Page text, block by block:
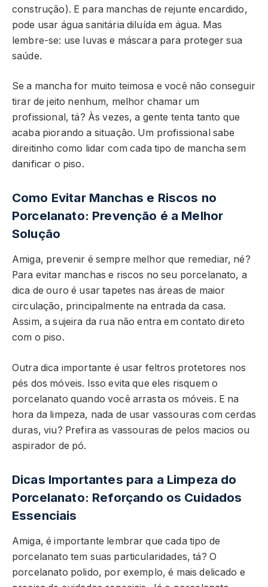
construção). E para manchas de rejunte encardido,
pode usar água sanitária diluída em água. Mas
lembre-se: use luvas e máscara para proteger sua
saúde.
Se a mancha for muito teimosa e você não conseguir
tirar de jeito nenhum, melhor chamar um
profissional, tá? Às vezes, a gente tenta tanto que
acaba piorando a situação. Um profissional sabe
direitinho como lidar com cada tipo de mancha sem
danificar o piso.
Como Evitar Manchas e Riscos no
Porcelanato: Prevenção é a Melhor
Solução
Amiga, prevenir é sempre melhor que remediar, né?
Para evitar manchas e riscos no seu porcelanato, a
dica de ouro é usar tapetes nas áreas de maior
circulação, principalmente na entrada da casa.
Assim, a sujeira da rua não entra em contato direto
com o piso.
Outra dica importante é usar feltros protetores nos
pés dos móveis. Isso evita que eles risquem o
porcelanato quando você arrasta os móveis. E na
hora da limpeza, nada de usar vassouras com cerdas
duras, viu? Prefira as vassouras de pelos macios ou
aspirador de pó.
Dicas Importantes para a Limpeza do
Porcelanato: Reforçando os Cuidados
Essenciais
Amiga, é importante lembrar que cada tipo de
porcelanato tem suas particularidades, tá? O
porcelanato polido, por exemplo, é mais delicado e